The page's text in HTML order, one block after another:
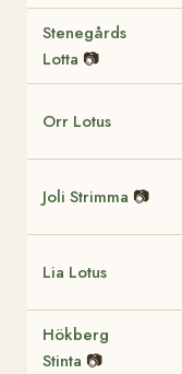
Stenegårds
Lotta 📷
Orr Lotus
Joli Strimma 📷
Lia Lotus
Hökberg
Stinta 📷